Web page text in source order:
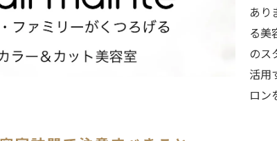
トレンドを取り入れ
練馬区でおすすめの
東京都練馬区の美容院で
プロフェッショナ
練馬区でトップク
あり
る美
のス
活用
ロン